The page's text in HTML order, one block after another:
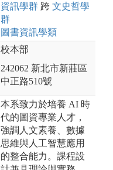
資訊學群 跨 文史哲學
群
圖書資訊學類
校本部
242062 新北市新莊區
中正路510號
本系致力於培養 AI 時
代的圖資專業人才，
強調人文素養、數據
思維與人工智慧應用
的整合能力。課程設